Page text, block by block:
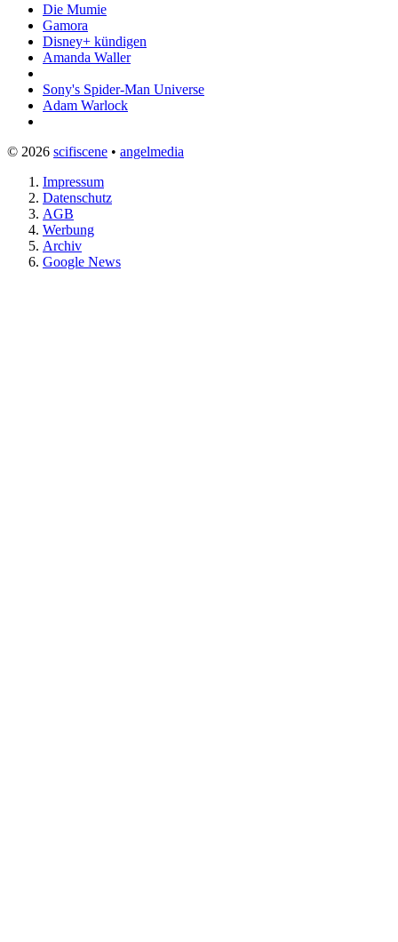
Die Mumie
Gamora
Disney+ kündigen
Amanda Waller
Sony's Spider-Man Universe
Adam Warlock
© 2026 scifiscene • angelmedia
Impressum
Datenschutz
AGB
Werbung
Archiv
Google News